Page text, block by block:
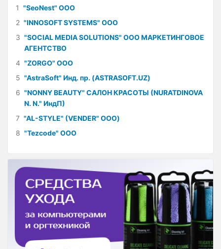
1 "SeoNest" ООО
2 "INNOSOFT SYSTEMS" ООО
3 "SOCIAL MEDIA SOLUTIONS" ООО МАРКЕТИНГОВОЕ
АГЕНТСТВО
4 "ZORGO" ООО
5 "AstraSoft" Инд. пр. (ASTRASOFT.UZ)
6 "NONNY BEAUTY" САЛОН КРАСОТЫ (NURATDINOVA
N. N." ИндП)
7 "AL-STYLE" (VENDER" ООО)
8 "Tezcode" ООО